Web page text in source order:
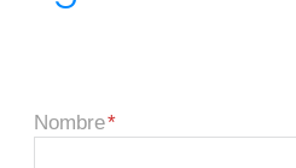
Nombre